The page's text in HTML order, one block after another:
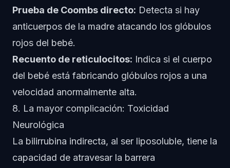
Prueba de Coombs directo: Detecta si hay
anticuerpos de la madre atacando los glóbulos
rojos del bebé.
Recuento de reticulocitos: Indica si el cuerpo
del bebé está fabricando glóbulos rojos a una
velocidad anormalmente alta.
8. La mayor complicación: Toxicidad
Neurológica
La bilirrubina indirecta, al ser liposoluble, tiene la
capacidad de atravesar la barrera